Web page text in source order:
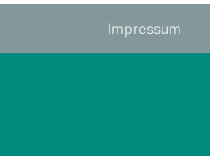
Impressum